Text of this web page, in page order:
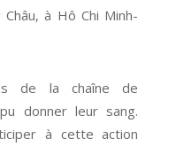
à Hô Chi Minh-
de la chaîne de
donner leur sang.
à cette action